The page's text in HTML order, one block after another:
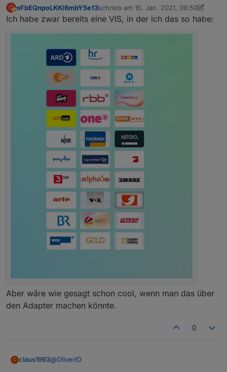
welche in den Daten vorhanden ist in einen
datenpunkt zu schreiben
O
Abwesend
oFbEQnpoLKKl6mbY5e13schrieb am 15. Jan. 2021, 09:50
zuletzt editiert von
Ich habe zwar bereits eine VIS, in der ich das so habe:
Aber wäre wie gesagt schon cool, wenn man das über
den Adapter machen könnte.
0
C claus1993@OliverIO